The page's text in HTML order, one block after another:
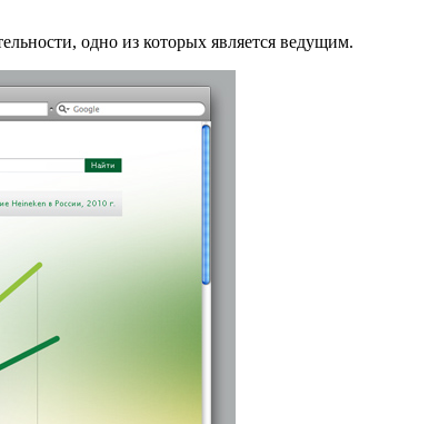
одно из которых является ведущим.